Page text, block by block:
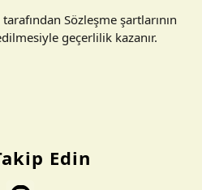
Sözleşme şartlarının
geçerlilik kazanır.
Edin